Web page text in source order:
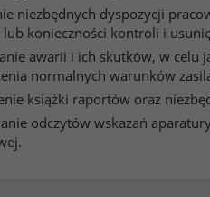
niezbędnych dyspozycji
lub konieczności kontroli i
awarii i ich skutków, w celu
normalnych warunków
książki raportów oraz
odczytów wskazań